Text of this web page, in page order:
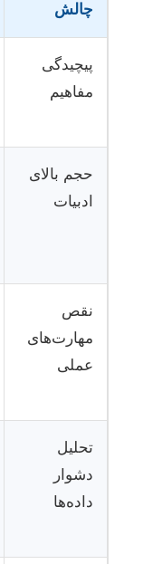
چالش
پیچیدگی
مفاهیم
حجم بالای
ادبیات
نقص
مهارت‌های
عملی
تحلیل
دشوار
داده‌ها